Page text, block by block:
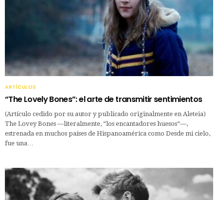
ARTÍCULOS
“The Lovely Bones”: el arte de transmitir sentimientos
(Artículo cedido por su autor y publicado originalmente en Aleteia)
The Lovey Bones —literalmente, “los encantadores huesos”—,
estrenada en muchos países de Hispanoamérica como Desde mi cielo,
fue una…